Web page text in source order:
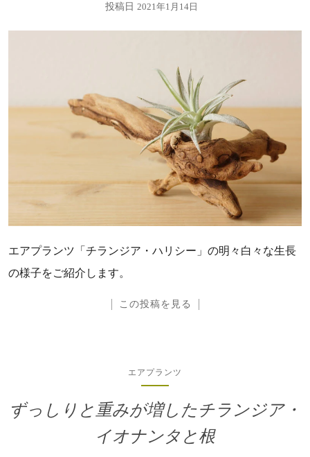
投稿日 2021年1月14日
エアプランツ「チランジア・ハリシー」の明々白々な生長
の様子をご紹介します。
この投稿を見る
エアプランツ
ずっしりと重みが増したチランジア・
イオナンタと根